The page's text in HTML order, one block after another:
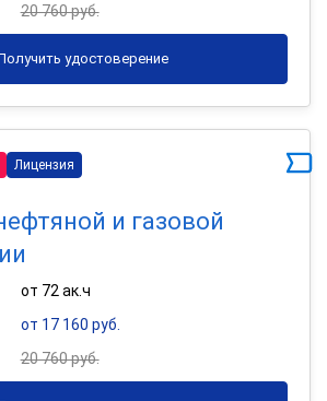
20 760 руб.
удостоверение
Лицензия
и газовой
от 72 ак.ч
от 17 160 руб.
20 760 руб.